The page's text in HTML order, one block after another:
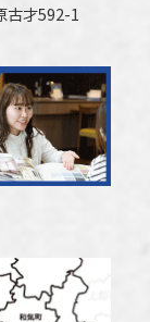
古才592-1